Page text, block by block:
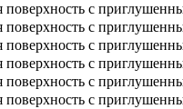
поверхность с
поверхность с
поверхность с
поверхность с
поверхность с
поверхность с